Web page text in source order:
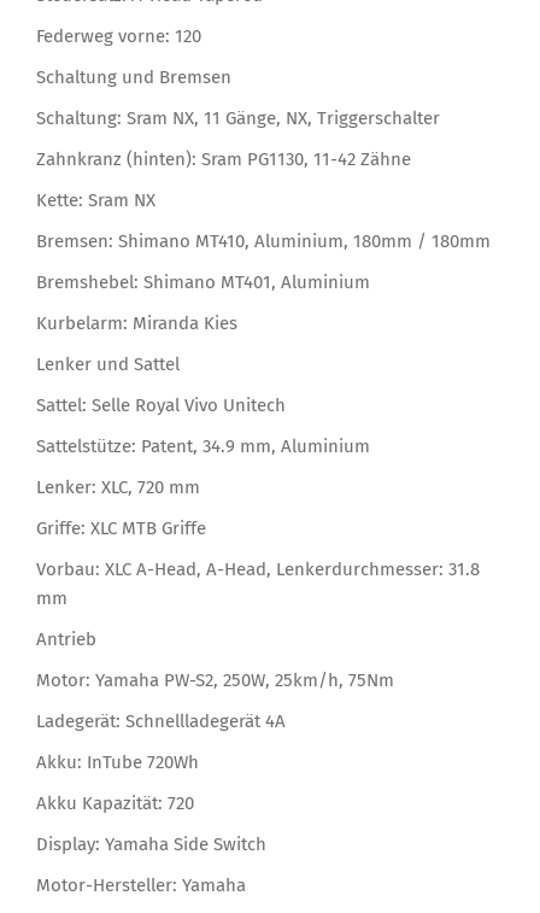
Federweg vorne: 120
Schaltung und Bremsen
Schaltung: Sram NX, 11 Gänge, NX, Triggerschalter
Zahnkranz (hinten): Sram PG1130, 11-42 Zähne
Kette: Sram NX
Bremsen: Shimano MT410, Aluminium, 180mm / 180mm
Bremshebel: Shimano MT401, Aluminium
Kurbelarm: Miranda Kies
Lenker und Sattel
Sattel: Selle Royal Vivo Unitech
Sattelstütze: Patent, 34.9 mm, Aluminium
Lenker: XLC, 720 mm
Griffe: XLC MTB Griffe
Vorbau: XLC A-Head, A-Head, Lenkerdurchmesser: 31.8
mm
Antrieb
Motor: Yamaha PW-S2, 250W, 25km/h, 75Nm
Ladegerät: Schnellladegerät 4A
Akku: InTube 720Wh
Akku Kapazität: 720
Display: Yamaha Side Switch
Motor-Hersteller: Yamaha